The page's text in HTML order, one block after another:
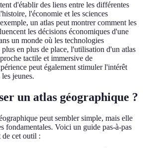
d'établir des liens entre les différentes
l'économie et les sciences
un atlas peut montrer comment les
les décisions économiques d'une
un monde où les technologies
en plus de place, l'utilisation d'un atlas
tactile et immersive de
peut également stimuler l'intérêt
jeunes.
un atlas géographique ?
peut sembler simple, mais elle
fondamentales. Voici un guide pas-à-pas
cet outil :